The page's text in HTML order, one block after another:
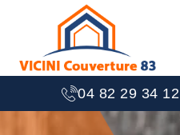
04 82 29 34 12